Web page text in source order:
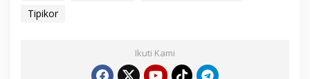
Tipikor
Ikuti Kami